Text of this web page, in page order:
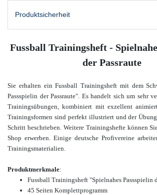
Produktsicherheit
Fussball Trainingsheft -
der Passraute
Sie erhalten ein Fussball Trainingsheft mit dem
Passspielin der Passraute". Es handelt sich um sehr
Trainingsübungen, kombiniert mit exzellent
Trainingsformen sind perfekt illustriert und der
Schritt beschrieben.Weitere Trainingshefte können
Shop erwerben. Einige deutsche Profivereine
Trainingsmaterialien.
Produktmerkmale:
Fussball Trainingsheft "Spielnahes Passspielin
45 Seiten Komplettprogramm